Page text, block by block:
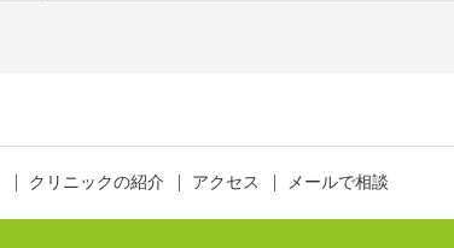
クリニックの紹介 アクセス メールで相談